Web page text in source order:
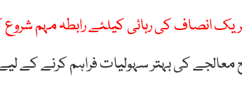
انصاف کی رہائی کیلئے رابطہ مہم
کی بہتر سہولیات فراہم کرنے کے